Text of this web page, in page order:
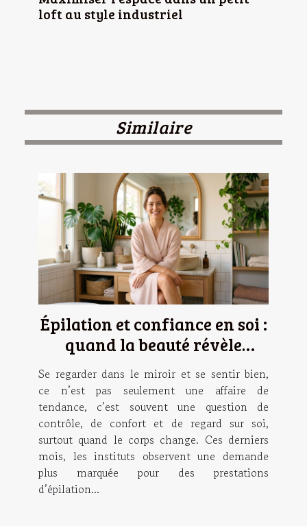
loft au style industriel
Similaire
Épilation et confiance en soi :
quand la beauté révèle
l’assurance
Se regarder dans le miroir et se sentir bien,
ce n’est pas seulement une affaire de
tendance, c’est souvent une question de
contrôle, de confort et de regard sur soi,
surtout quand le corps change. Ces derniers
mois, les instituts observent une demande
plus marquée pour des prestations
d’épilation...